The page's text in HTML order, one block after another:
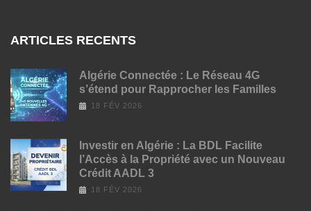
ARTICLES RECENTS
Algérie Connectée : Le Réseau 4G
s’étend pour Rapprocher les Familles
18 FÉV 2026
Investir en Algérie : La BDL Facilite
l’Accès à la Propriété avec un Nouveau
Crédit AADL 3
18 FÉV 2026